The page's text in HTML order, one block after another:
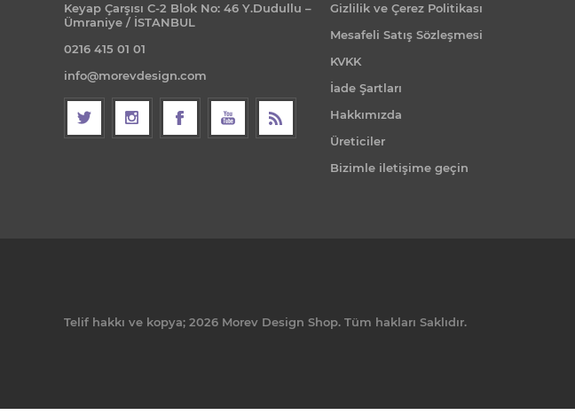
Keyap Çarşısı C-2 Blok No: 46 Y.Dudullu –
Ümraniye / İSTANBUL
0216 415 01 01
info@morevdesign.com
Gizlilik ve Çerez Politikası
Mesafeli Satış Sözleşmesi
KVKK
İade Şartları
Hakkımızda
Üreticiler
Bizimle iletişime geçin
Telif hakkı ve kopya; 2026 Morev Design Shop. Tüm hakları Saklıdır.